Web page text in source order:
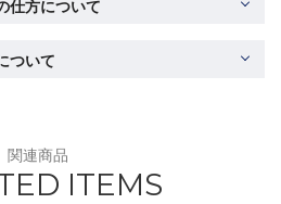
仕方について
ついて
関連商品
ITEMS